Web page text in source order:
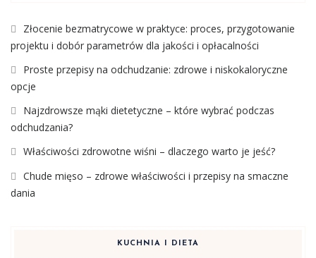
Złocenie bezmatrycowe w praktyce: proces, przygotowanie
projektu i dobór parametrów dla jakości i opłacalności
Proste przepisy na odchudzanie: zdrowe i niskokaloryczne
opcje
Najzdrowsze mąki dietetyczne – które wybrać podczas
odchudzania?
Właściwości zdrowotne wiśni – dlaczego warto je jeść?
Chude mięso – zdrowe właściwości i przepisy na smaczne
dania
KUCHNIA I DIETA